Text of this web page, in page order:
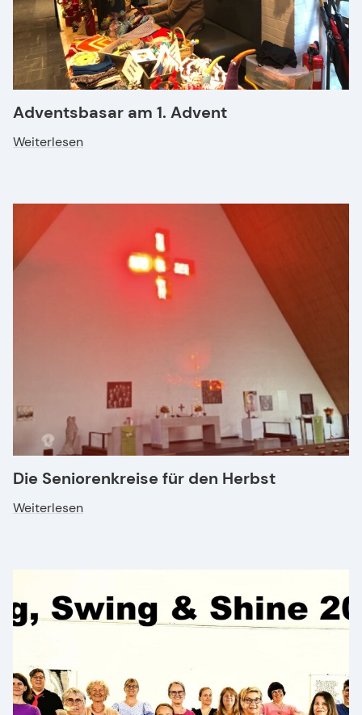
Adventsbasar am 1. Advent
Weiterlesen
Die Seniorenkreise für den Herbst
Weiterlesen